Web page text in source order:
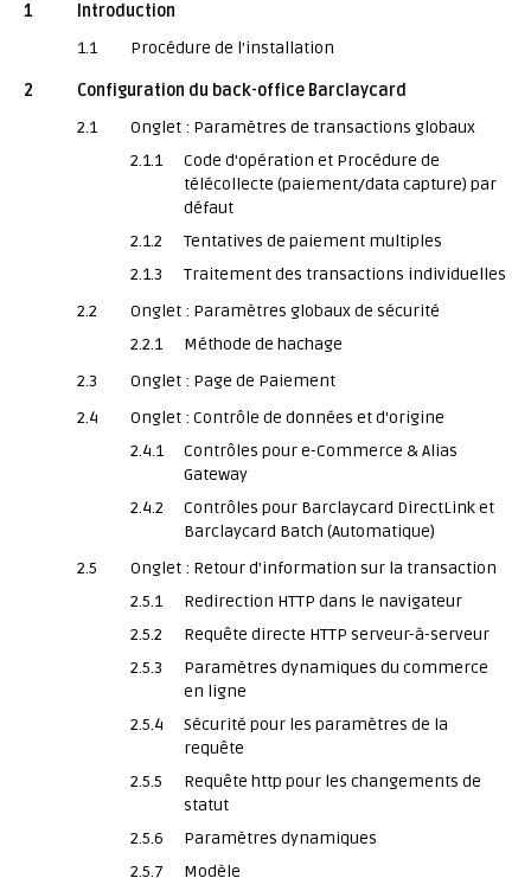
1
Introduction
1.1
Procédure de l'installation
2
Configuration du back-office Barclaycard
2.1
Onglet : Paramètres de transactions globaux
2.1.1
Code d'opération et Procédure de
télécollecte (paiement/data capture) par
défaut
2.1.2
Tentatives de paiement multiples
2.1.3
Traitement des transactions individuelles
2.2
Onglet : Paramètres globaux de sécurité
2.2.1
Méthode de hachage
2.3
Onglet : Page de Paiement
2.4
Onglet : Contrôle de données et d'origine
2.4.1
Contrôles pour e-Commerce & Alias
Gateway
2.4.2
Contrôles pour Barclaycard DirectLink et
Barclaycard Batch (Automatique)
2.5
Onglet : Retour d'information sur la transaction
2.5.1
Redirection HTTP dans le navigateur
2.5.2
Requête directe HTTP serveur-à-serveur
2.5.3
Paramètres dynamiques du commerce
en ligne
2.5.4
Sécurité pour les paramètres de la
requête
2.5.5
Requête http pour les changements de
statut
2.5.6
Paramètres dynamiques
2.5.7
Modèle